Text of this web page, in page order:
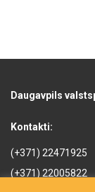
Daugavpils
Kontakti:
(+371) 22471925
(+371) 22005822